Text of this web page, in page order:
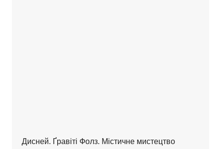
Дисней. Ґравіті Фолз. Містичне мистецтво